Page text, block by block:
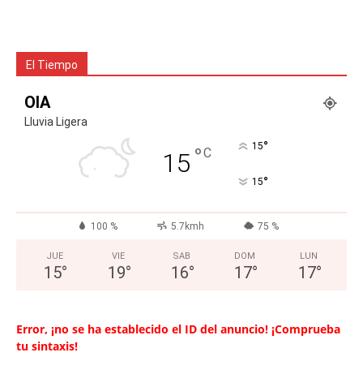
El Tiempo
OIA
Lluvia Ligera
15 °C 15°
15°
100 % 5.7kmh 75 %
JUE
15°
VIE
19°
SAB
16°
DOM
17°
LUN
17°
Error, ¡no se ha establecido el ID del anuncio! ¡Comprueba
tu sintaxis!